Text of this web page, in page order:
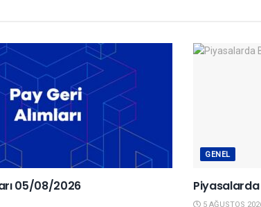
05/08/2026
GENEL
5 AĞUSTOS